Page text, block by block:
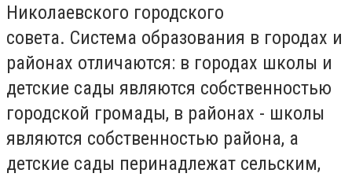
Николаевского городского
совета. Система образования в городах и
районах отличаются: в городах школы и
детские сады являются собственностью
городской громады, в районах - школы
являются собственностью района, а
детские сады перинадлежат сельским,